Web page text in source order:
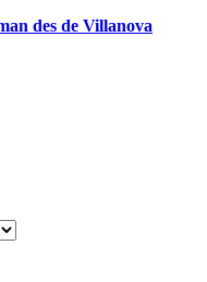
des de Villanova